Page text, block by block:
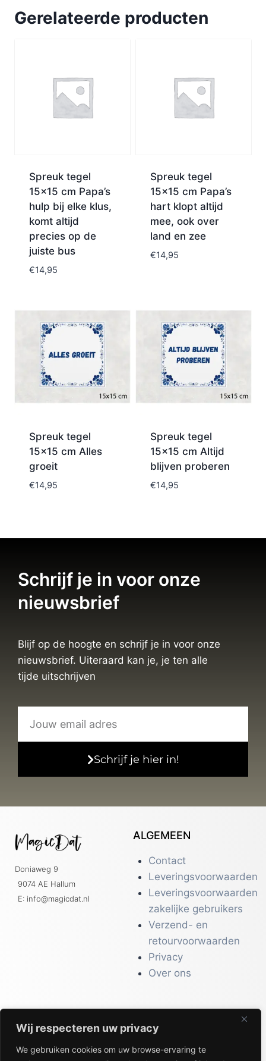
Wij respecteren uw privacy
We gebruiken cookies om uw browse-ervaring te
Gerelateerde producten
Spreuk tegel
15×15 cm Papa’s
hulp bij elke klus,
komt altijd
precies op de
juiste bus
€14,95
Spreuk tegel
15×15 cm Papa’s
hart klopt altijd
mee, ook over
land en zee
€14,95
Spreuk tegel
15×15 cm Alles
groeit
€14,95
Spreuk tegel
15×15 cm Altijd
blijven proberen
€14,95
Schrijf je in voor onze
nieuwsbrief
Blijf op de hoogte en schrijf je in voor onze
nieuwsbrief. Uiteraard kan je, je ten alle
tijde uitschrijven
Schrijf je hier in!
Doniaweg 9
9074 AE Hallum
E: info@magicdat.nl
ALGEMEEN
Contact
Leveringsvoorwaarden
Leveringsvoorwaarden
zakelijke gebruikers
Verzend- en
retourvoorwaarden
Privacy
Over ons
CATALOGI
Workwear &